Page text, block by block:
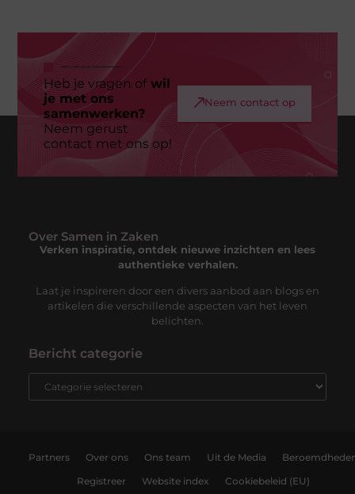
Heb je vragen ofwil
je met ons
samenwerken?
Neem gerust
contact met ons op!
Neem contact op
Over Samen in Zaken
Verken inspiratie, ontdek nieuwe inzichten en lees
authentieke verhalen.
Laat je inspireren door een divers aanbod aan blogs en
artikelen die verschillende aspecten van het leven
belichten.
Bericht categorie
Partners Over ons Ons team Uit de Media
Registreer Website index Cookiebeleid (EU)